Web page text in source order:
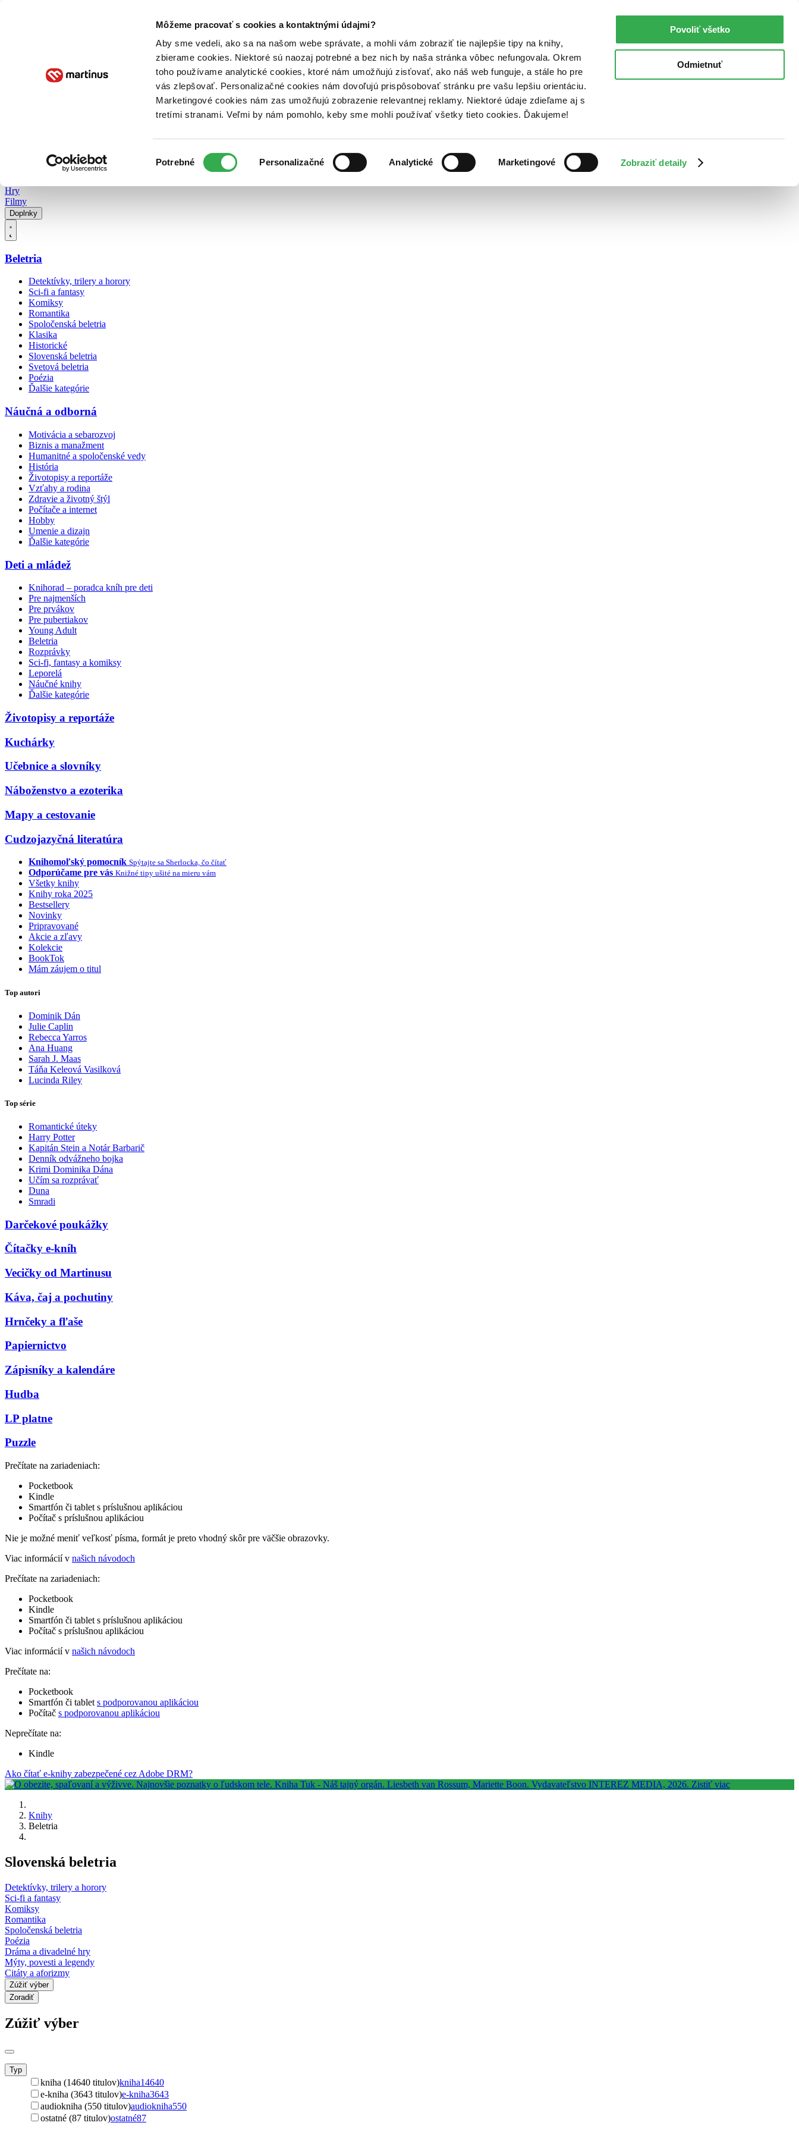
Môžeme pracovať s cookies a kontaktnými údajmi?
Aby sme vedeli, ako sa na našom webe správate, a mohli vám zobraziť tie najlepšie tipy na knihy,
zbierame cookies. Niektoré sú naozaj potrebné a bez nich by naša stránka vôbec nefungovala. Okrem
toho používame analytické cookies, ktoré nám umožňujú zisťovať, ako náš web funguje, a stále ho pre
vás zlepšovať. Personalizačné cookies nám dovoľujú prispôsobovať stránku pre vašu lepšiu orientáciu.
Marketingové cookies nám zas umožňujú zobrazenie relevantnej reklamy. Niektoré údaje zdieľame aj s
tretími stranami. Veľmi by nám pomohlo, keby sme mohli používať všetky tieto cookies. Ďakujeme!
súhlasu
Potrebné Personalizačné Analytické Marketingové Zobraziť detaily
Povoliť všetko
Odmietnuť
Poukážky Kontakt
Hry
Filmy
Doplnky
Beletria
Detektívky, trilery a horory
Sci-fi a fantasy
Komiksy
Romantika
Spoločenská beletria
Klasika
Historické
Slovenská beletria
Svetová beletria
Poézia
Ďalšie kategórie
Náučná a odborná
Motivácia a sebarozvoj
Biznis a manažment
Humanitné a spoločenské vedy
História
Životopisy a reportáže
Vzťahy a rodina
Zdravie a životný štýl
Počítače a internet
Hobby
Umenie a dizajn
Ďalšie kategórie
Deti a mládež
Knihorad – poradca kníh pre deti
Pre najmenších
Pre prvákov
Pre pubertiakov
Young Adult
Beletria
Rozprávky
Sci-fi, fantasy a komiksy
Leporelá
Náučné knihy
Ďalšie kategórie
Životopisy a reportáže
Kuchárky
Učebnice a slovníky
Náboženstvo a ezoterika
Mapy a cestovanie
Cudzojazyčná literatúra
Knihomoľský pomocník Spýtajte sa Sherlocka, čo čítať
Odporúčame pre vás Knižné tipy ušité na mieru vám
Všetky knihy
Knihy roka 2025
Bestsellery
Novinky
Pripravované
Akcie a zľavy
Kolekcie
BookTok
Mám záujem o titul
Top autori
Dominik Dán
Julie Caplin
Rebecca Yarros
Ana Huang
Sarah J. Maas
Táňa Keleová Vasilková
Lucinda Riley
Top série
Romantické úteky
Harry Potter
Kapitán Stein a Notár Barbarič
Denník odvážneho bojka
Krimi Dominika Dána
Učím sa rozprávať
Duna
Smradi
Darčekové poukážky
Čítačky e-kníh
Vecičky od Martinusu
Káva, čaj a pochutiny
Hrnčeky a fľaše
Papiernictvo
Zápisníky a kalendáre
Hudba
LP platne
Puzzle
Prečítate na zariadeniach:
Pocketbook
Kindle
Smartfón či tablet s príslušnou aplikáciou
Počítač s príslušnou aplikáciou
Nie je možné meniť veľkosť písma, formát je preto vhodný skôr pre väčšie obrazovky.
Viac informácií v našich návodoch
Prečítate na zariadeniach:
Pocketbook
Kindle
Smartfón či tablet s príslušnou aplikáciou
Počítač s príslušnou aplikáciou
Viac informácií v našich návodoch
Prečítate na:
Pocketbook
Smartfón či tablet s podporovanou aplikáciou
Počítač s podporovanou aplikáciou
Neprečítate na:
Kindle
Ako čítať e-knihy zabezpečené cez Adobe DRM?
Knihy
Beletria
Slovenská beletria
Detektívky, trilery a horory
Sci-fi a fantasy
Komiksy
Romantika
Spoločenská beletria
Poézia
Dráma a divadelné hry
Mýty, povesti a legendy
Citáty a aforizmy
Zúžiť výber
Zoradiť
Zúžiť výber
Typ
kniha (14640 titulov)kniha14640
e-kniha (3643 titulov)e-kniha3643
audiokniha (550 titulov)audiokniha550
ostatné (87 titulov)ostatné87